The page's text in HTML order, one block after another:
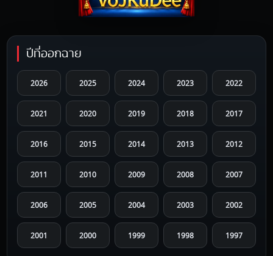
ปีที่ออกฉาย
2026 2025 2024 2023 2022
2021 2020 2019 2018 2017
2016 2015 2014 2013 2012
2011 2010 2009 2008 2007
2006 2005 2004 2003 2002
2001 2000 1999 1998 1997